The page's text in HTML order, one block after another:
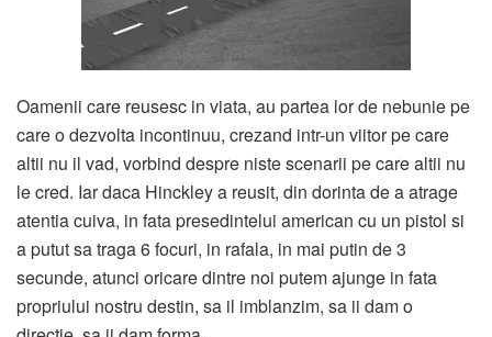
Oamenii care reusesc in viata, au partea lor de nebunie pe
care o dezvolta incontinuu, crezand intr-un viitor pe care
altii nu il vad, vorbind despre niste scenarii pe care altii nu
le cred. Iar daca Hinckley a reusit, din dorinta de a atrage
atentia cuiva, in fata presedintelui american cu un pistol si
a putut sa traga 6 focuri, in rafala, in mai putin de 3
secunde, atunci oricare dintre noi putem ajunge in fata
propriului nostru destin, sa il imblanzim, sa ii dam o